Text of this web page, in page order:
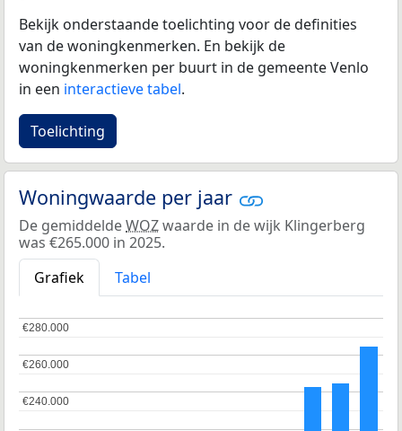
Bekijk onderstaande toelichting voor de definities
van de woningkenmerken. En bekijk de
woningkenmerken per buurt in de gemeente Venlo
in een interactieve tabel.
Toelichting
Woningwaarde per jaar
De gemiddeldeWOZwaarde in de wijk Klingerberg
was €265.000 in 2025.
Grafiek
Tabel
€240.000
€240.000
€260.000
€260.000
€280.000
€280.000